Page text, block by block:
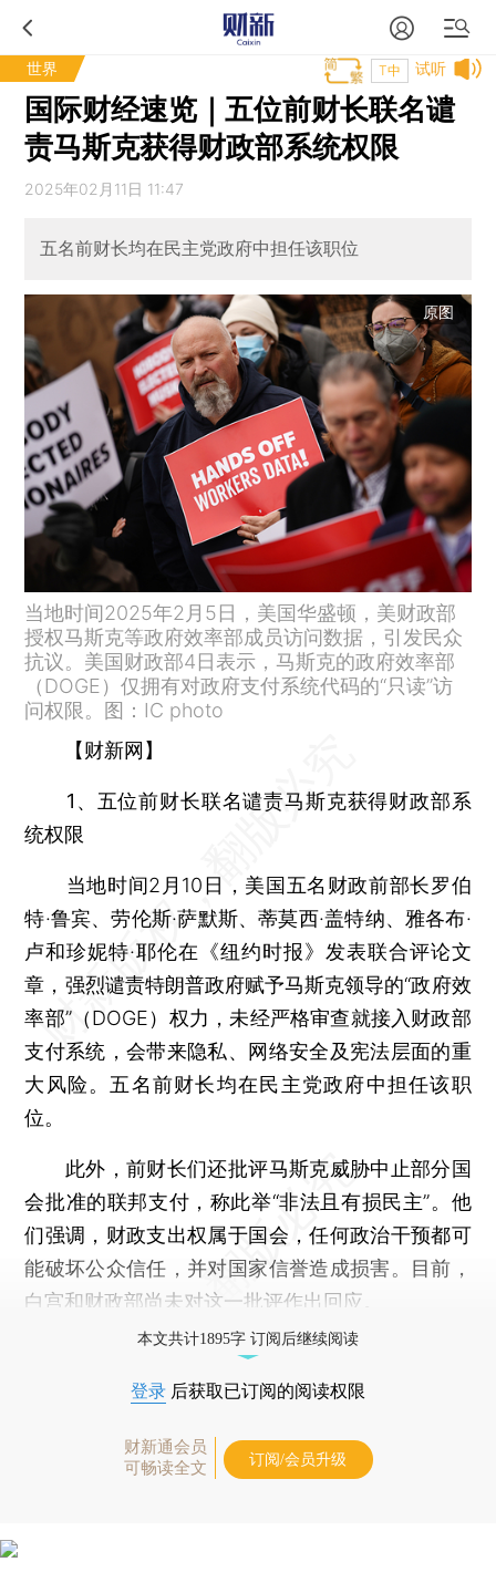
世界 试听
T中
国际财经速览｜五位前财长联名谴
责马斯克获得财政部系统权限
2025年02月11日 11:47
五名前财长均在民主党政府中担任该职位
原图
当地时间2025年2月5日，美国华盛顿，美财政部
授权马斯克等政府效率部成员访问数据，引发民众
抗议。美国财政部4日表示，马斯克的政府效率部
（DOGE）仅拥有对政府支付系统代码的“只读”访
问权限。图：IC photo
【财新网】
1、五位前财长联名谴责马斯克获得财政部系
统权限
当地时间2月10日，美国五名财政前部长罗伯
特·鲁宾、劳伦斯·萨默斯、蒂莫西·盖特纳、雅各布·
卢和珍妮特·耶伦在《纽约时报》发表联合评论文
章，强烈谴责特朗普政府赋予马斯克领导的“政府效
率部”（DOGE）权力，未经严格审查就接入财政部
支付系统，会带来隐私、网络安全及宪法层面的重
大风险。五名前财长均在民主党政府中担任该职
位。
此外，前财长们还批评马斯克威胁中止部分国
会批准的联邦支付，称此举“非法且有损民主”。他
们强调，财政支出权属于国会，任何政治干预都可
能破坏公众信任，并对国家信誉造成损害。目前，
白宫和财政部尚未对这一批评作出回应。
本文共计1895字 订阅后继续阅读
登录 后获取已订阅的阅读权限
财新通会员
可畅读全文
订阅/会员升级